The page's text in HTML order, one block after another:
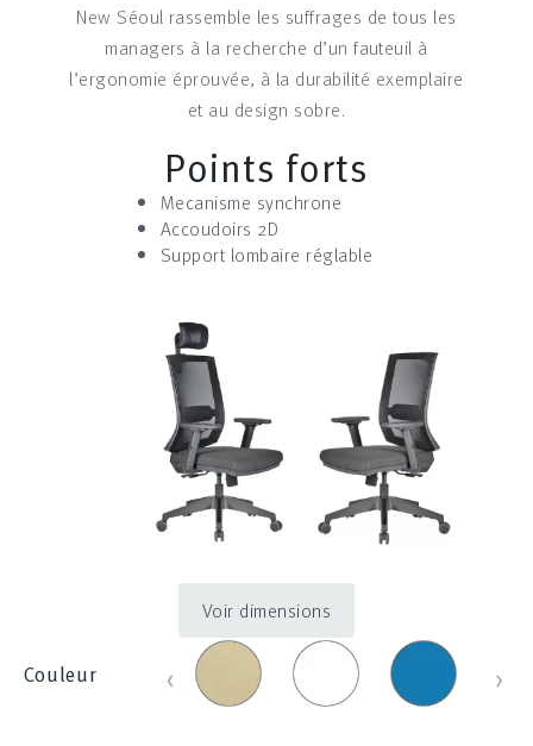
New Séoul rassemble les suffrages de tous les
managers à la recherche d’un fauteuil à
l’ergonomie éprouvée, à la durabilité exemplaire
et au design sobre.
Points forts
Mecanisme synchrone
Accoudoirs 2D
Support lombaire réglable
Voir dimensions
Couleur
Beige
_
830
Blanc_100EBleu
_
1214
‹ ›